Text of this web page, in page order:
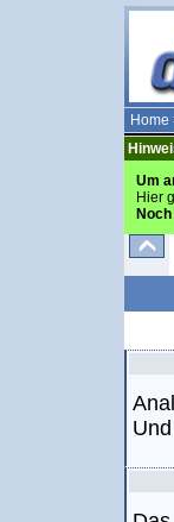
Home
Um
Hier